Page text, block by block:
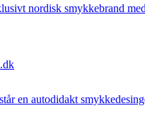
nordisk smykkebrand
en autodidakt